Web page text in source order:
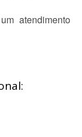
atendimento